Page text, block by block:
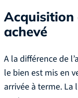
Acquisition
achevé
A la différence de
le bien est mis en
arrivée à terme.